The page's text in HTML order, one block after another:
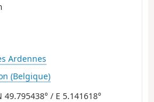
Ardennes
(Belgique)
49.795438° / E 5.141618°